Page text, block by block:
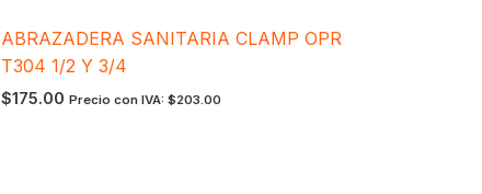
ABRAZADERA SANITARIA CLAMP OPR
T304 1/2 Y 3/4
$175.00 Precio con IVA: $203.00